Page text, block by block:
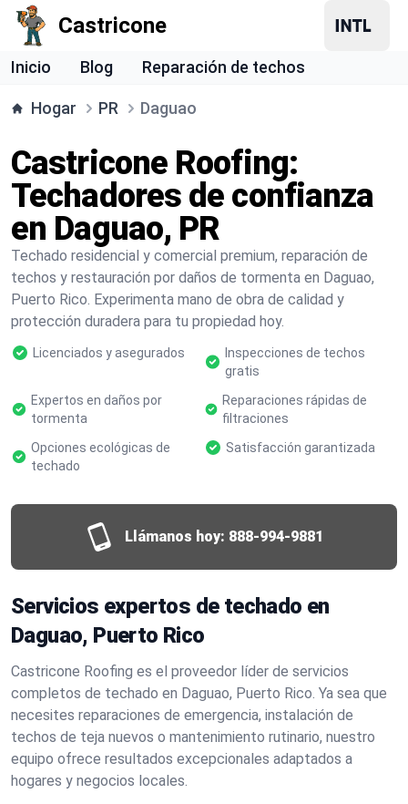
Castricone
Inicio Blog Reparación de techos
Hogar PR Daguao
Castricone Roofing:
Techadores de confianza
en Daguao, PR
Techado residencial y comercial premium, reparación de
techos y restauración por daños de tormenta en Daguao,
Puerto Rico. Experimenta mano de obra de calidad y
protección duradera para tu propiedad hoy.
Licenciados y asegurados
Inspecciones de techos
gratis
Expertos en daños por
tormenta
Reparaciones rápidas de
filtraciones
Opciones ecológicas de
techado
Satisfacción garantizada
Llámanos hoy: 888-994-9881
Servicios expertos de techado en
Daguao, Puerto Rico
Castricone Roofing es el proveedor líder de servicios
completos de techado en Daguao, Puerto Rico. Ya sea que
necesites reparaciones de emergencia, instalación de
techos de teja nuevos o mantenimiento rutinario, nuestro
equipo ofrece resultados excepcionales adaptados a
hogares y negocios locales.